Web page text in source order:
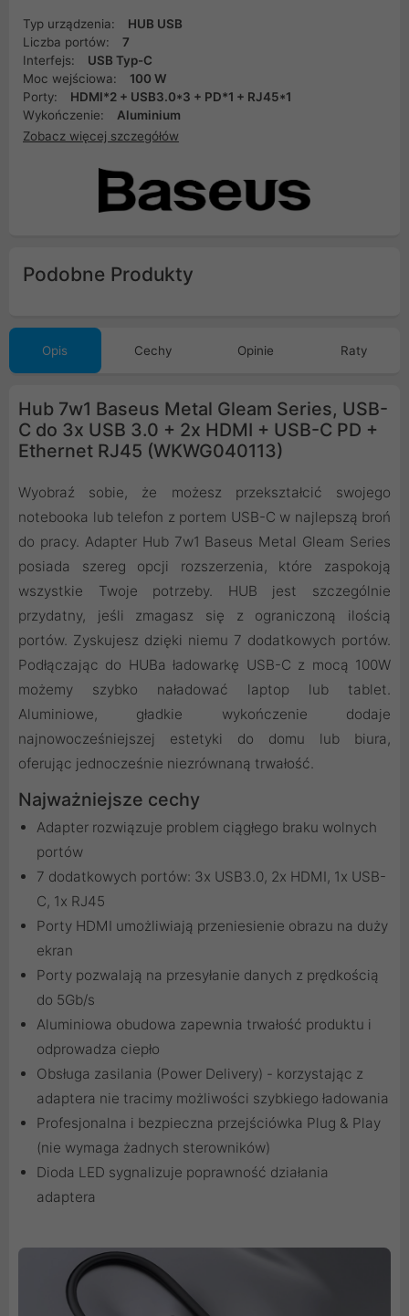
Typ urządzenia:
HUB USB
Liczba portów:
7
Interfejs:
USB Typ-C
Moc wejściowa:
100 W
Porty:
HDMI*2 + USB3.0*3 + PD*1 + RJ45*1
Wykończenie:
Aluminium
Zobacz więcej szczegółów
Podobne Produkty
Opis Cechy Opinie Raty
Hub 7w1 Baseus Metal Gleam Series, USB-
C do 3x USB 3.0 + 2x HDMI + USB-C PD +
Ethernet RJ45 (WKWG040113)
Wyobraź sobie, że możesz przekształcić swojego
notebooka lub telefon z portem USB-C w najlepszą broń
do pracy. Adapter Hub 7w1 Baseus Metal Gleam Series
posiada szereg opcji rozszerzenia, które zaspokoją
wszystkie Twoje potrzeby. HUB jest szczególnie
przydatny, jeśli zmagasz się z ograniczoną ilością
portów. Zyskujesz dzięki niemu 7 dodatkowych portów.
Podłączając do HUBa ładowarkę USB-C z mocą 100W
możemy szybko naładować laptop lub tablet.
Aluminiowe, gładkie wykończenie dodaje
najnowocześniejszej estetyki do domu lub biura,
oferując jednocześnie niezrównaną trwałość.
Najważniejsze cechy
Adapter rozwiązuje problem ciągłego braku wolnych
portów
7 dodatkowych portów: 3x USB3.0, 2x HDMI, 1x USB-
C, 1x RJ45
Porty HDMI umożliwiają przeniesienie obrazu na duży
ekran
Porty pozwalają na przesyłanie danych z prędkością
do 5Gb/s
Aluminiowa obudowa zapewnia trwałość produktu i
odprowadza ciepło
Obsługa zasilania (Power Delivery) - korzystając z
adaptera nie tracimy możliwości szybkiego ładowania
Profesjonalna i bezpieczna przejściówka Plug & Play
(nie wymaga żadnych sterowników)
Dioda LED sygnalizuje poprawność działania
adaptera